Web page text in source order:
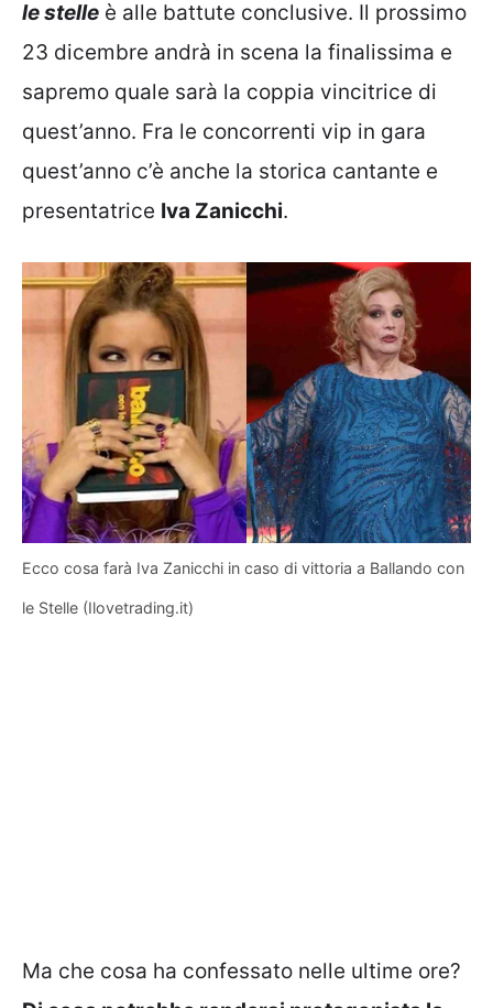
le stelle è alle battute conclusive. Il prossimo
23 dicembre andrà in scena la finalissima e
sapremo quale sarà la coppia vincitrice di
quest’anno. Fra le concorrenti vip in gara
quest’anno c’è anche la storica cantante e
presentatrice Iva Zanicchi.
Ecco cosa farà Iva Zanicchi in caso di vittoria a Ballando con
le Stelle (Ilovetrading.it)
Ma che cosa ha confessato nelle ultime ore?